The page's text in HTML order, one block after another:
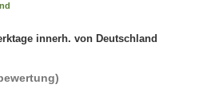
innerh. von Deutschland